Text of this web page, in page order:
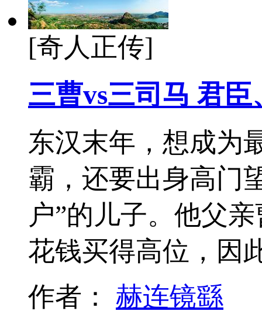
[奇人正传]
三曹vs三司马 君
东汉末年，想成为
霸，还要出身高门
户”的儿子。他父
花钱买得高位，
作者： 赫连镜繇